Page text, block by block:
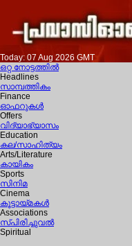
Today: 07 Aug 2026 GMT
ഒറ്റ നോട്ടത്തില്‍
Headlines
സാമ്പത്തികം
Finance
ഓഫറുകള്‍
Offers
വിദ്യാഭ്യാസം
Education
കല/സാഹിത്യം
Arts/Literature
കായികം
Sports
സിനിമ
Cinema
കൂട്ടായ്മകള്‍
Associations
സ്പിരിച്ചുവല്‍
Spiritual